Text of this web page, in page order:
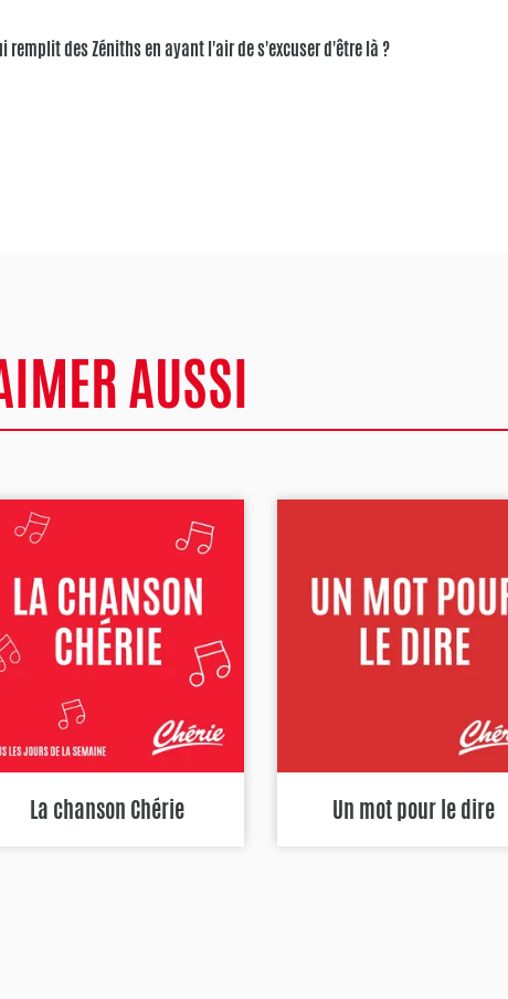
des Zéniths en ayant l'air de s'excuser d'être là ?
AUSSI
La chanson Chérie Un mot pour le dire